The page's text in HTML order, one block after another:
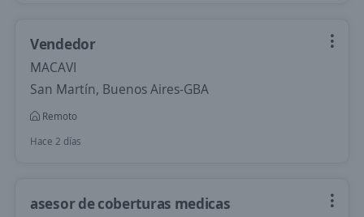
Vendedor
MACAVI
San Martín, Buenos Aires-GBA
Remoto
Hace 2 días
asesor de coberturas medicas